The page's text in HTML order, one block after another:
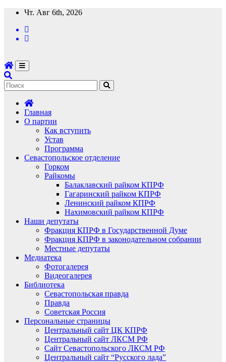
Перейти
содержимому
Чт. Авг 6th, 2026
Главная
О партии
Как вступить
Устав
Программа
Севастопольское отделение
Горком
Райкомы
Балаклавский райком КПРФ
Гагаринский райком КПРФ
Ленинский райком КПРФ
Нахимовский райком КПРФ
Наши депутаты
Фракция КПРФ в Государственной Думе
Фракция КПРФ в законодательном собрании
Местные депутаты
Медиатека
Фотогалерея
Видеогалерея
Библиотека
Севастопольская правда
Правда
Советская Россия
Персональные страницы
Центральный сайт ЦК КПРФ
Центральный сайт ЛКСМ РФ
Сайт Севастопольского ЛКСМ РФ
Центральный сайт “Русского лада”